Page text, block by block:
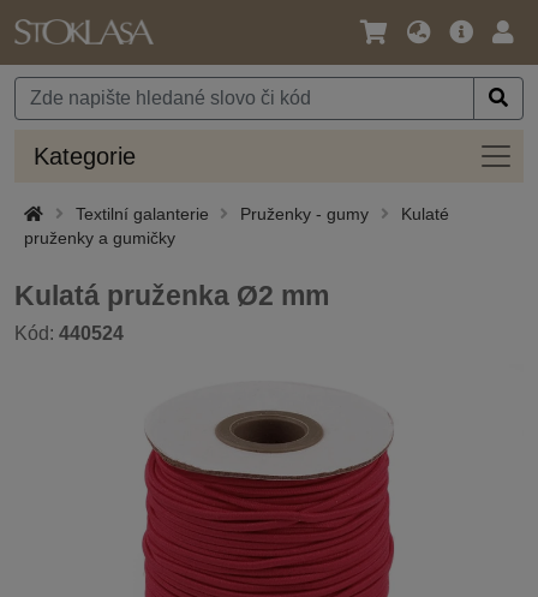
Jazyk
Měna
Hlavní
Kategorie
Textilní galanterie Pruženky - gumy
Kulaté
pruženky a gumičky
Kulatá pruženka Ø2 mm
Kód: 440524